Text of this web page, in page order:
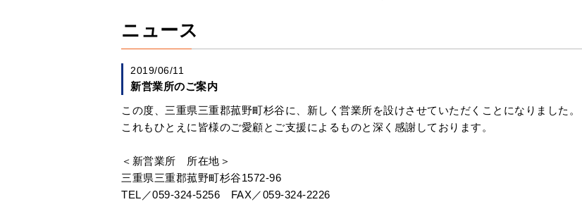
ニュース
2019/06/11
新営業所のご案内
この度、三重県三重郡菰野町杉谷に、新しく営業所を設けさせていただくことになりました。
これもひとえに皆様のご愛顧とご支援によるものと深く感謝しております。
＜新営業所 所在地＞
三重県三重郡菰野町杉谷1572-96
TEL／059-324-5256 FAX／059-324-2226